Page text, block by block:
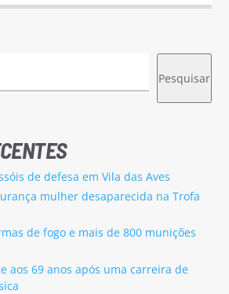
Pesquisar
de defesa em Vila das Aves
mulher desaparecida na Trofa
de fogo e mais de 800 munições
aos 69 anos após uma carreira de